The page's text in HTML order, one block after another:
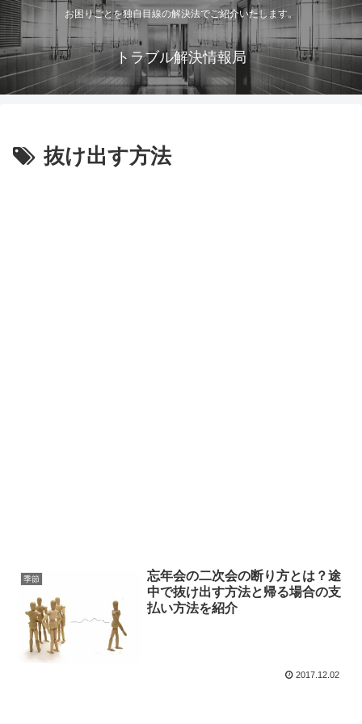
お困りごとを独自目線の解決法でご紹介いたします。
トラブル解決情報局
抜け出す方法
季節
忘年会の二次会の断り方とは？途
中で抜け出す方法と帰る場合の支
払い方法を紹介
2017.12.02